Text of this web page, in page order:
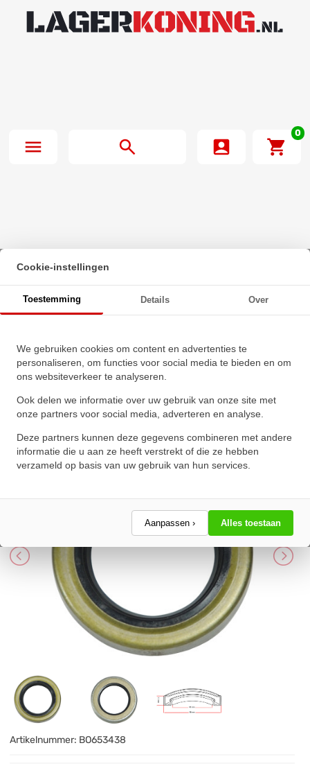
0
Beginpagina·
Dichtomatik Oliekeerring 40x58x10mm B2 NBR 70
Cookie-instellingen
Toestemming Details Over
We gebruiken cookies om content en advertenties te
personaliseren, om functies voor social media te bieden en om
ons websiteverkeer te analyseren.
Ook delen we informatie over uw gebruik van onze site met
onze partners voor social media, adverteren en analyse.
Deze partners kunnen deze gegevens combineren met andere
informatie die u aan ze heeft verstrekt of die ze hebben
verzameld op basis van uw gebruik van hun services.
Aanpassen › Alles toestaan
Dichtomatik Oliekeerring
40x58x10mm B2 NBR 70
★★★★★
★★★★★
Schrijf een review!
Artikelnummer: BO653438